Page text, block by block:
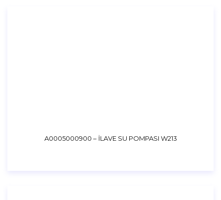
A0005000900 – İLAVE SU POMPASI W213